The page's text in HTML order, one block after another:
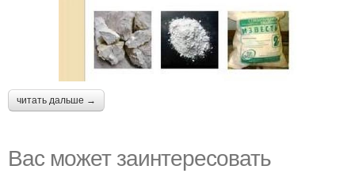
читать дальше →
Вас может заинтересовать